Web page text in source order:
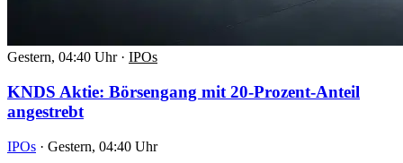
Gestern, 04:40 Uhr · IPOs
KNDS Aktie: Börsengang mit 20-Prozent-Anteil
angestrebt
IPOs · Gestern, 04:40 Uhr